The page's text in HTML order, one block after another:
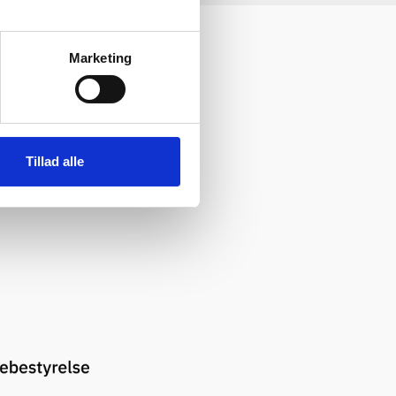
Marketing
Tillad alle
og
af